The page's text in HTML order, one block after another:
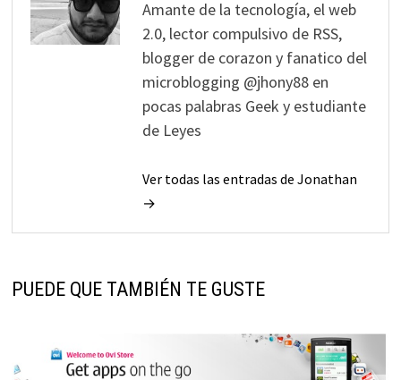
Amante de la tecnología, el web
2.0, lector compulsivo de RSS,
blogger de corazon y fanatico del
microblogging @jhony88 en
pocas palabras Geek y estudiante
de Leyes
Ver todas las entradas de Jonathan
→
PUEDE QUE TAMBIÉN TE GUSTE